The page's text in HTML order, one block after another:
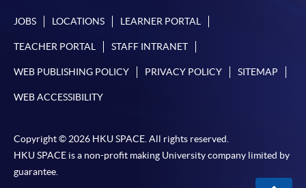
JOBS LOCATIONS LEARNER PORTAL
TEACHER PORTAL STAFF INTRANET
WEB PUBLISHING POLICY PRIVACY POLICY SITEMAP
WEB ACCESSIBILITY
Copyright © 2026 HKU SPACE. All rights reserved.
HKU SPACE is a non-profit making University company limited by
guarantee.